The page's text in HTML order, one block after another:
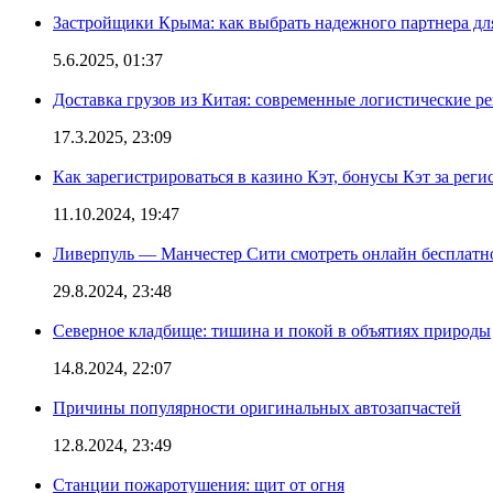
Застройщики Крыма: как выбрать надежного партнера
5.6.2025, 01:37
Доставка грузов из Китая: современные логистические
17.3.2025, 23:09
Как зарегистрироваться в казино Кэт, бонусы Кэт за
11.10.2024, 19:47
Ливерпуль — Манчестер Сити смотреть онлайн
29.8.2024, 23:48
Северное кладбище: тишина и покой в объятиях природы
14.8.2024, 22:07
Причины популярности оригинальных автозапчастей
12.8.2024, 23:49
Станции пожаротушения: щит от огня